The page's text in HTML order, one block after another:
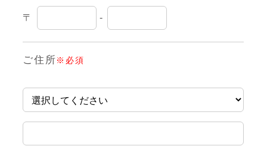
〒 -
ご住所 ※必須